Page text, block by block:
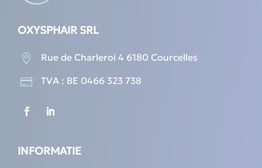
OXYSPHAIR SRL
 Rue de Charleroi 4 6180 Courcelles
 TVA : BE 0466 323 738
INFORMATIE